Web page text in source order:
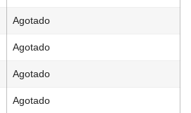
Agotado
Agotado
Agotado
Agotado